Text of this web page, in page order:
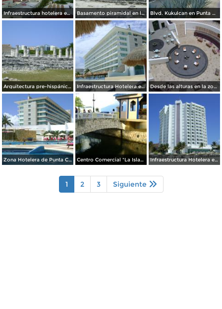
Infraestructura hotelera en Punta Cancún. Abril/2012 Basamento piramidal en la zona arqueológica "El Rey". Abril/2012 Blvd. Kukulcan en Punta Cancún. Abril/2012
Arquitectura pre-hispánica y moderna. Abril/2012 Infraestructura Hotelera en Punta Cancún. Abril/2012 Desde las alturas en la zona Hotelera. Abril/2012
Zona Hotelera de Punta Cancún. Abril/2012 Centro Comercial "La Isla". Abril/2012 Infraestructura Hotelera en Punta Cancún. Abril/2012
1 2 3 Siguiente